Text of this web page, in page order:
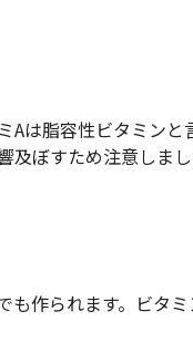
は脂容性ビタミン
ぼすため注意しまし
作られます。ビタ